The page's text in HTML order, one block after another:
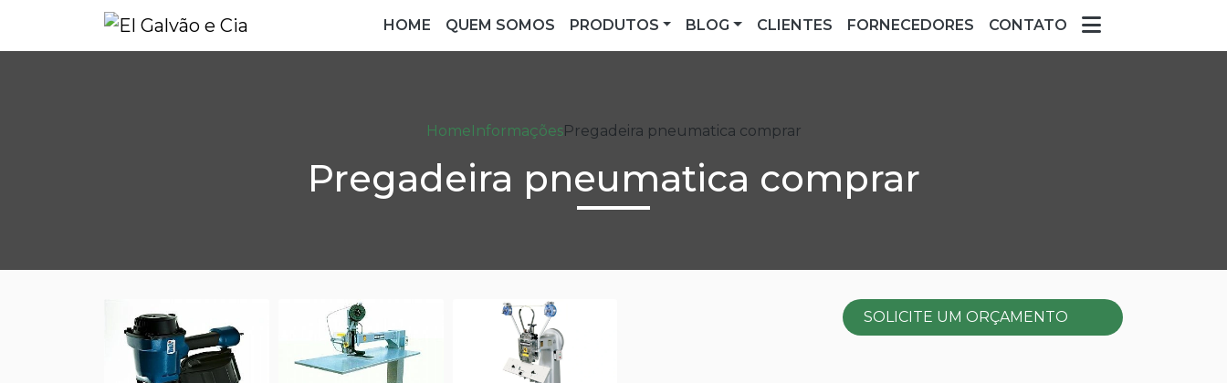
HOME QUEM SOMOS PRODUTOS BLOG CLIENTES FORNECEDORES CONTATO
HomeInformaçõesPregadeira pneumatica comprar
Pregadeira pneumatica comprar
SOLICITE UM ORÇAMENTO